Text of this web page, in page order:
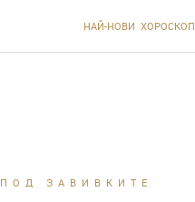
НАЙ-НОВИ ХОРОСКОП
ПОД ЗАВИВКИТЕ